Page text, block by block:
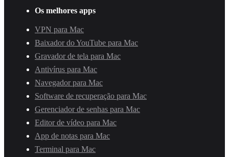
Os melhores apps
VPN para Mac
Baixador do YouTube para Mac
Gravador de tela para Mac
Antivírus para Mac
Navegador para Mac
Software de recuperação para Mac
Gerenciador de senhas para Mac
Editor de vídeo para Mac
App de notas para Mac
Terminal para Mac